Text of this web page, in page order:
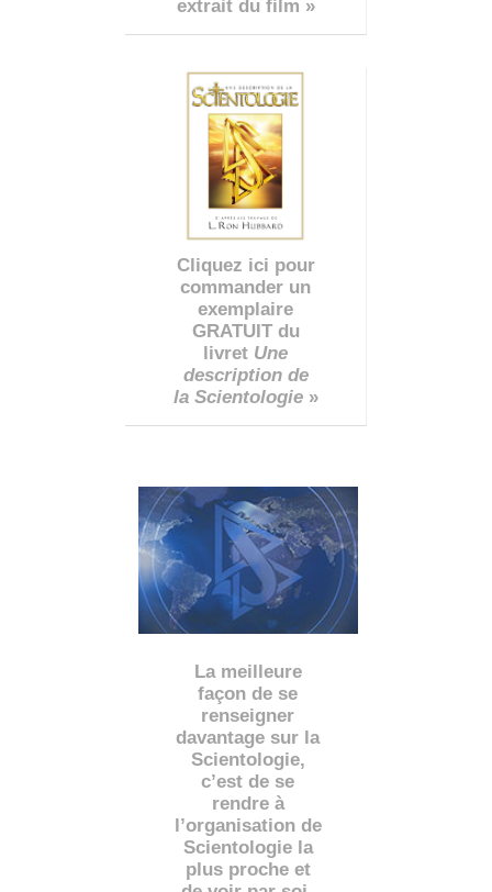
extrait du film »
Cliquez ici pour
commander un
exemplaire
GRATUIT du
livret Une
description de
la Scientologie»
La meilleure
façon de se
renseigner
davantage sur la
Scientologie,
c’est de se
rendre à
l’organisation de
Scientologie la
plus proche et